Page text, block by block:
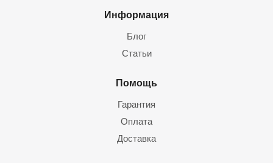
Информация
Блог
Статьи
Помощь
Гарантия
Оплата
Доставка